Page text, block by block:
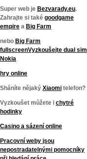
Super web je Bezvarady.eu.
Zahrajte si také goodgame
empire a Big Farm
nebo Big Farm
fullscreenVyzkoušejte dual sim
Nokia
hry online
Sháníte nějaký Xiaomi telefon?
Vyzkoušet můžete i chytré
hodinky
Casino a sázení online
Pracovní weby jsou
nepostradatelnými pomocníky